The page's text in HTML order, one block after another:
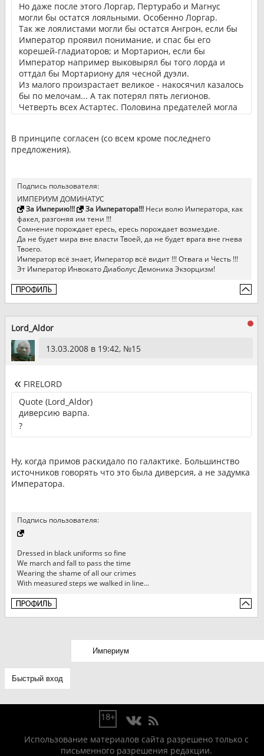
Но даже после этого Лоргар, Пертурабо и Магнус
могли бы остатся лояльными. Особенно Лоргар.
Так же лоялистами могли бы остатся Ангрон, если бы
Император проявил понимание, и спас бы его
корешей-гладиаторов; и Мортарион, если бы
Император например выковырял бы того лорда и
оттдал бы Мортариону для чесной дуэли.
Из малого произрастает великое - накосячил казалось
бы по мелочам... А так потерял пять легионов.
Четверть всех Астартес. Половина предателей могла
бы не предать.
Император был бы жив скорее всего, и примархи.
Продолжение Великого Крестового Похода, Галактика
В принципе согласен (со всем кроме последнего
предложения).
Подпись пользователя:
ИМПЕРИУМ ДОМИНАТУС
За Империю!!!
За Императора!!!Неси волю Императора, как
факел, разгоняя им тени !!!
Сомнение порождает ересь, ересь порождает возмездие.
Да не будет мира вне власти Твоей, да не будет врага вне гнева
Твоего.
Император всё знает, Император всё видит !!! Отвага и Честь !!!
Эт Император Инвокато Диаболус Демоника Экзорцизм!
Lord_Aldor
13.03.2008 в 19:42, №15
FIRELORD
Quote (Lord_Aldor)
диверсию варпа.
?
Ну, когда примов раскидало по галактике. Большинство
источников говорять что это была диверсия, а не задумка
Императора.
Подпись пользователя:
Dressed in black uniforms so fine
We march and fall to pass the time
Wearing the shame of all our crimes
With measured steps we walked in line...
18+
Использование материалов сайта разрешено только с
письменного разрешения редакции.